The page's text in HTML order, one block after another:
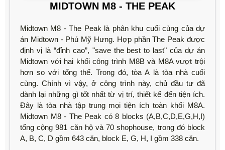
MIDTOWN M8 - THE PEAK
Midtown M8 - The Peak là phân khu cuối cùng của dự
án Midtown - Phú Mỹ Hưng. Hợp phần The Peak được
định vị là “đỉnh cao”, "save the best to last" của dự án
Midtown với hai khối công trình M8B và M8A vượt trội
hơn so với tổng thể. Trong đó, tòa A là tòa nhà cuối
cùng. Chính vì vậy, ở công trình này, chủ đầu tư đã
dành lại những gì tốt nhất từ vị trí, thiết kế đến tiện ích.
Đây là tòa nhà tập trung mọi tiện ích toàn khối M8A.
Midtown M8 - The Peak có 8 blocks (A,B,C,D,E,G,H,I)
tổng cộng 981 căn hộ và 70 shophouse, trong đó block
A, B, C, D gồm 643 căn, block E, G, H, I gồm 338 căn.